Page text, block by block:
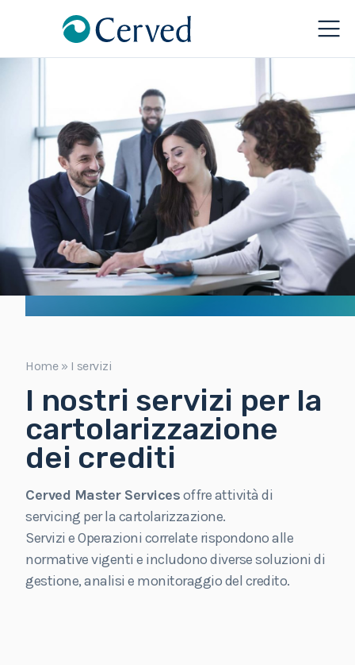
Home» I servizi
I nostri servizi per la
cartolarizzazione
dei crediti
Cerved Master Servicesoffre attività di
servicing per la cartolarizzazione.
Servizi e Operazioni correlate rispondono alle
normative vigenti e includono diverse soluzioni di
gestione, analisi e monitoraggio del credito.